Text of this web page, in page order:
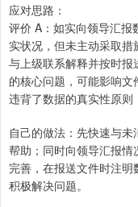
应对思路：
评价 A：如实向领导汇报
实状况，但未主动采取
与上级联系解释并按时
的核心问题，可能影响文
违背了数据的真实性原则
自己的做法：先快速与
帮助；同时向领导汇报
完善，在报送文件时注
积极解决问题。